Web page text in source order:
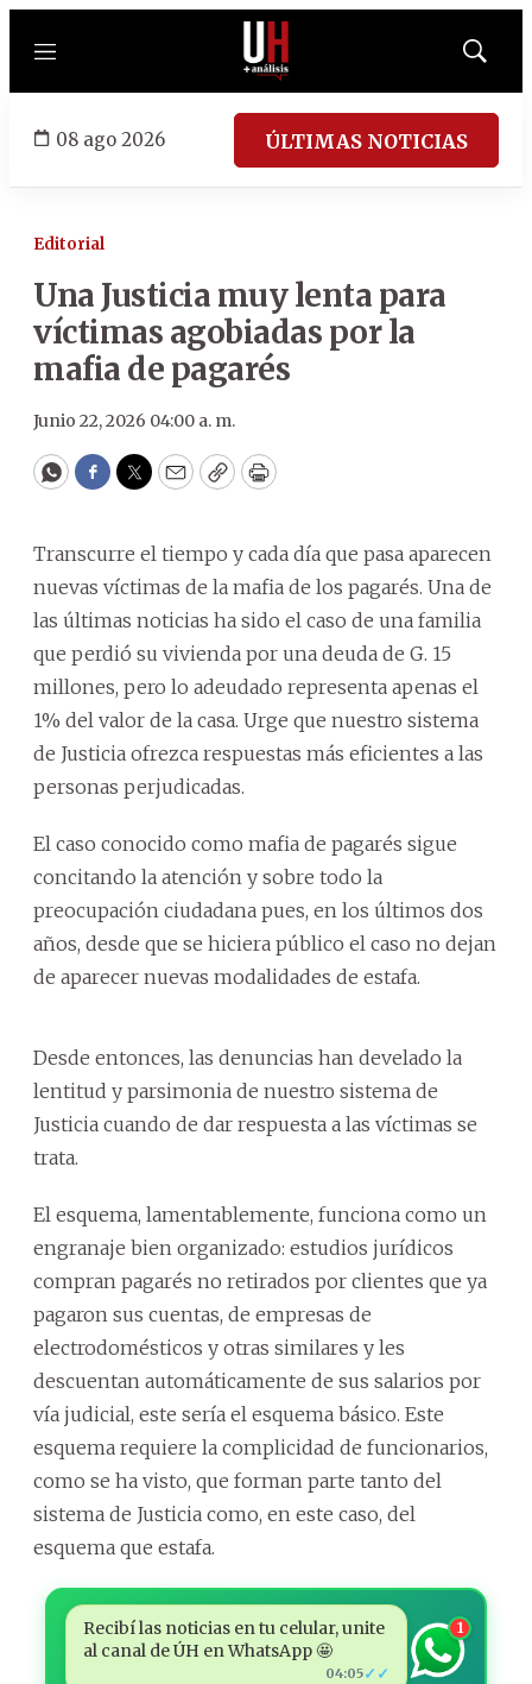
Menú
Mostrar
08 ago 2026 ÚLTIMAS NOTICIAS
Editorial
Una Justicia muy lenta para
víctimas agobiadas por la
mafia de pagarés
Junio 22, 2026 04:00 a. m.
WhatsApp
Facebook
Twitter
EmailCopyPrint
Transcurre el tiempo y cada día que pasa aparecen
nuevas víctimas de la mafia de los pagarés. Una de
las últimas noticias ha sido el caso de una familia
que perdió su vivienda por una deuda de G. 15
millones, pero lo adeudado representa apenas el
1% del valor de la casa. Urge que nuestro sistema
de Justicia ofrezca respuestas más eficientes a las
personas perjudicadas.
El caso conocido como mafia de pagarés sigue
concitando la atención y sobre todo la
preocupación ciudadana pues, en los últimos dos
años, desde que se hiciera público el caso no dejan
de aparecer nuevas modalidades de estafa.
Desde entonces, las denuncias han develado la
lentitud y parsimonia de nuestro sistema de
Justicia cuando de dar respuesta a las víctimas se
trata.
El esquema, lamentablemente, funciona como un
engranaje bien organizado: estudios jurídicos
compran pagarés no retirados por clientes que ya
pagaron sus cuentas, de empresas de
electrodomésticos y otras similares y les
descuentan automáticamente de sus salarios por
vía judicial, este sería el esquema básico. Este
esquema requiere la complicidad de funcionarios,
como se ha visto, que forman parte tanto del
sistema de Justicia como, en este caso, del
esquema que estafa.
Recibí las noticias en tu celular, unite
al canal de ÚH en WhatsApp 🤩
04:05✓✓
1